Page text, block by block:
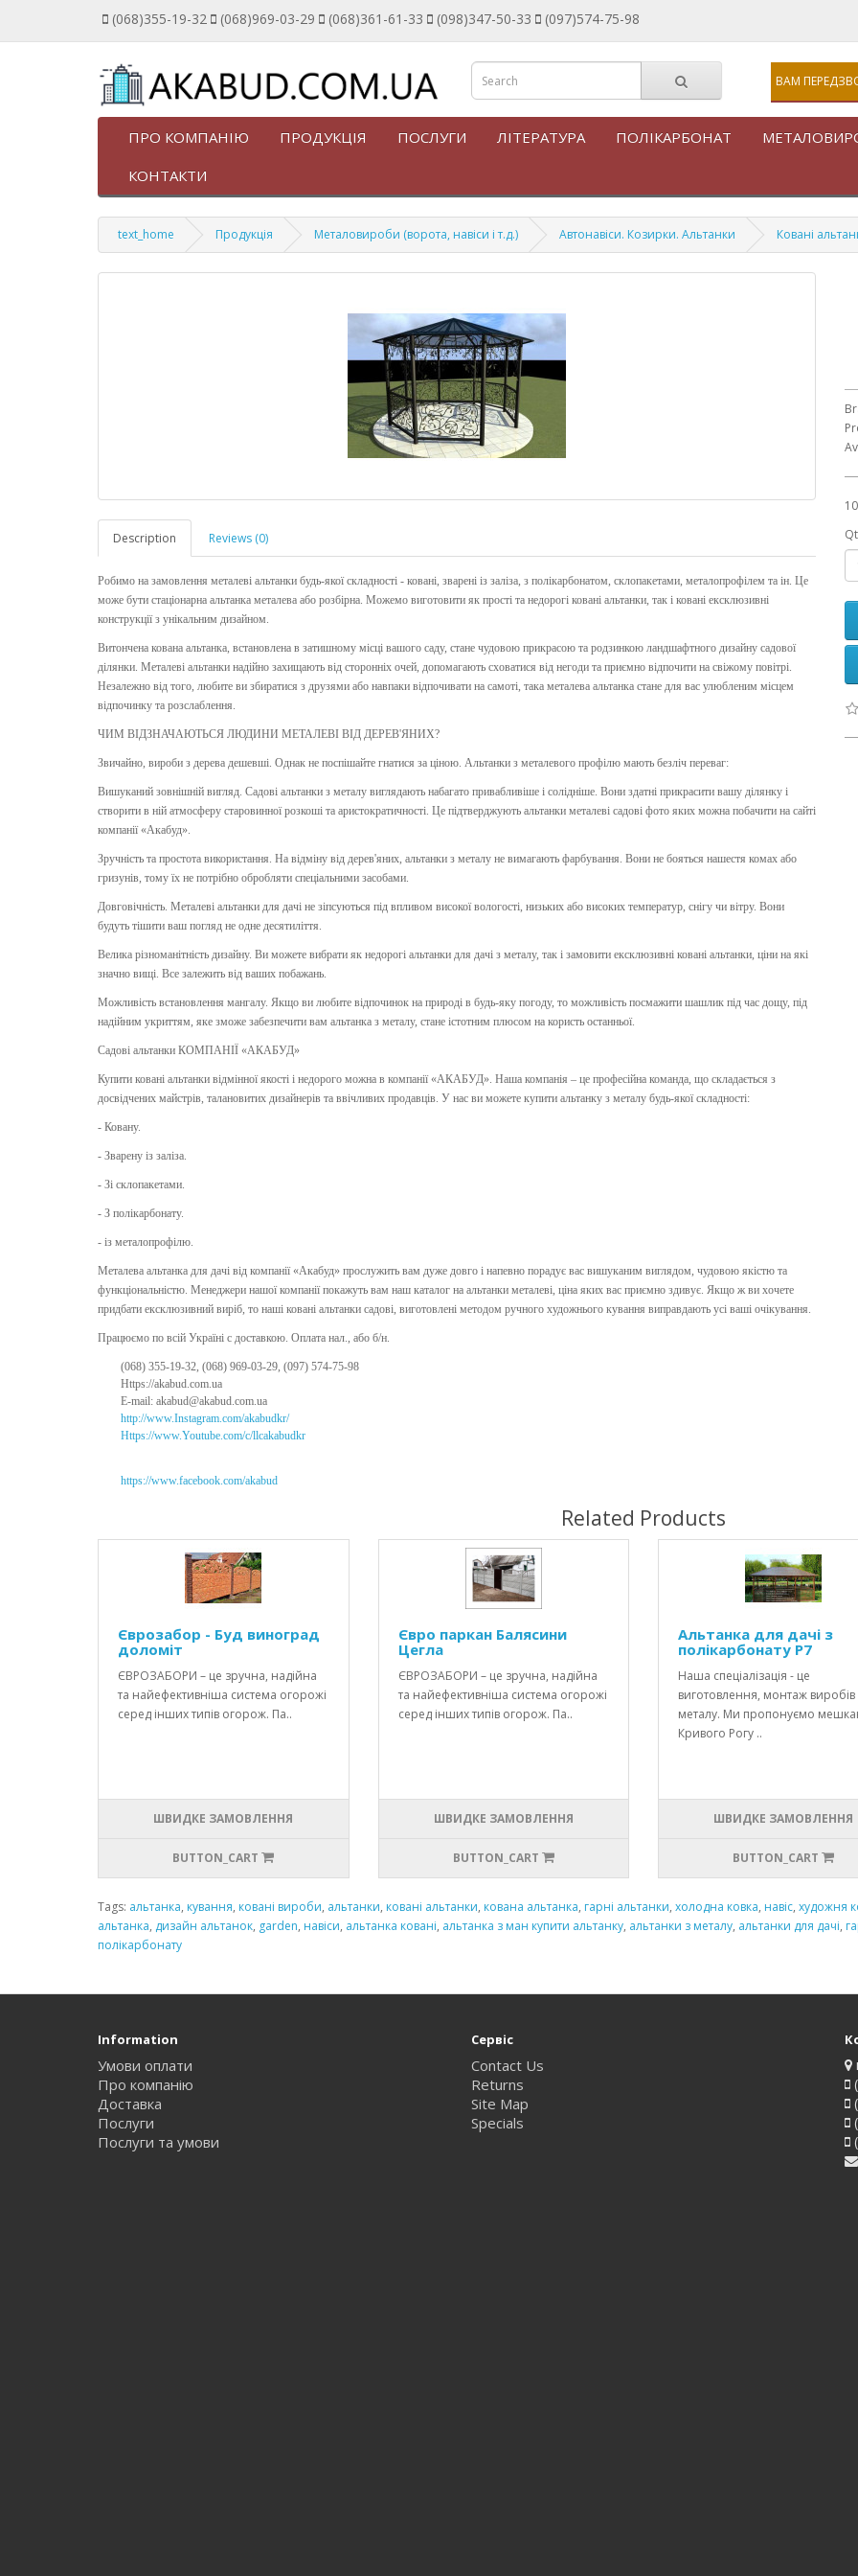
(068)355-19-32 (068)969-03-29 (068)361-61-33 (098)347-50-33 (097)574-75-98
ВАМ
ПРО КОМПАНІЮ ПРОДУКЦІЯ ПОСЛУГИ ЛІТЕРАТУРА ПОЛІКАРБОНАТ
КОНТАКТИ
text_home Продукція Металовироби (ворота, навіси і т.д.) Автонавіси. Козирки. Альтанки Ковані
Description Reviews (0)
Робимо на замовлення металеві альтанки будь-якої складності - ковані, зварені із заліза, з полікарбонатом, склопакетами, металопрофілем та ін. Це
може бути стаціонарна альтанка металева або розбірна. Можемо виготовити як прості та недорогі ковані альтанки, так і ковані ексклюзивні
конструкції з унікальним дизайном.
Витончена кована альтанка, встановлена в затишному місці вашого саду, стане чудовою прикрасою та родзинкою ландшафтного дизайну садової
ділянки. Металеві альтанки надійно захищають від сторонніх очей, допомагають сховатися від негоди та приємно відпочити на свіжому повітрі.
Незалежно від того, любите ви збиратися з друзями або навпаки відпочивати на самоті, така металева альтанка стане для вас улюбленим місцем
відпочинку та розслаблення.
ЧИМ ВІДЗНАЧАЮТЬСЯ ЛЮДИНИ МЕТАЛЕВІ ВІД ДЕРЕВ'ЯНИХ?
Звичайно, вироби з дерева дешевші. Однак не поспішайте гнатися за ціною. Альтанки з металевого профілю мають безліч переваг:
Вишуканий зовнішній вигляд. Садові альтанки з металу виглядають набагато привабливіше і солідніше. Вони здатні прикрасити вашу ділянку і
створити в ній атмосферу старовинної розкоші та аристократичності. Це підтверджують альтанки металеві садові фото яких можна побачити на сайті
компанії «Акабуд».
Зручність та простота використання. На відміну від дерев'яних, альтанки з металу не вимагають фарбування. Вони не бояться нашестя комах або
гризунів, тому їх не потрібно обробляти спеціальними засобами.
Довговічність. Металеві альтанки для дачі не зіпсуються під впливом високої вологості, низьких або високих температур, снігу чи вітру. Вони
будуть тішити ваш погляд не одне десятиліття.
Велика різноманітність дизайну. Ви можете вибрати як недорогі альтанки для дачі з металу, так і замовити ексклюзивні ковані альтанки, ціни на які
значно вищі. Все залежить від ваших побажань.
Можливість встановлення мангалу. Якщо ви любите відпочинок на природі в будь-яку погоду, то можливість посмажити шашлик під час дощу, під
надійним укриттям, яке зможе забезпечити вам альтанка з металу, стане істотним плюсом на користь останньої.
Садові альтанки КОМПАНІЇ «АКАБУД»
Купити ковані альтанки відмінної якості і недорого можна в компанії «АКАБУД». Наша компанія – це професійна команда, що складається з
досвідчених майстрів, талановитих дизайнерів та ввічливих продавців. У нас ви можете купити альтанку з металу будь-якої складності:
- Ковану.
- Зварену із заліза.
- Зі склопакетами.
- З полікарбонату.
- із металопрофілю.
Металева альтанка для дачі від компанії «Акабуд» прослужить вам дуже довго і напевно порадує вас вишуканим виглядом, чудовою якістю та
функціональністю. Менеджери нашої компанії покажуть вам наш каталог на альтанки металеві, ціна яких вас приємно здивує. Якщо ж ви хочете
придбати ексклюзивний виріб, то наші ковані альтанки садові, виготовлені методом ручного художнього кування виправдають усі ваші очікування.
Працюємо по всій Україні с доставкою. Оплата нал., або б/н.
(068) 355-19-32, (068) 969-03-29, (097) 574-75-98
Https://akabud.com.ua
E-mail: akabud@akabud.com.ua
http://www.Instagram.com/akabudkr/
Https://www.Youtube.com/c/llcakabudkr ⠀
https://www.facebook.com/akabud
Related Products
Єврозабор - Буд виноград
доломіт
ЄВРОЗАБОРИ – це зручна, надійна
та найефективніша система огорожі
серед інших типів огорож. Па..
ШВИДКЕ ЗАМОВЛЕННЯ
BUTTON_CART
Євро паркан Балясини
Цегла
ЄВРОЗАБОРИ – це зручна, надійна
та найефективніша система огорожі
серед інших типів огорож. Па..
ШВИДКЕ ЗАМОВЛЕННЯ
BUTTON_CART
Альтанка для дачі з
полікарбонату Р7
Наша спеціалізація - це
виготовлення, монтаж виробів
металу. Ми пропонуємо
Кривого Рогу ..
ШВИДКЕ ЗАМОВЛЕННЯ
BUTTON_CART
Tags: альтанка, кування, ковані вироби, альтанки, ковані альтанки, кована альтанка, гарні альтанки, холодна ковка, навіс, художня
альтанка, дизайн альтанок, garden, навіси, альтанка ковані, альтанка з ман купити альтанку, альтанки з металу, альтанки для дачі,
полікарбонату
Information
Умови оплати
Про компанію
Доставка
Послуги
Послуги та умови
Сервіс
Contact Us
Returns
Site Map
Specials